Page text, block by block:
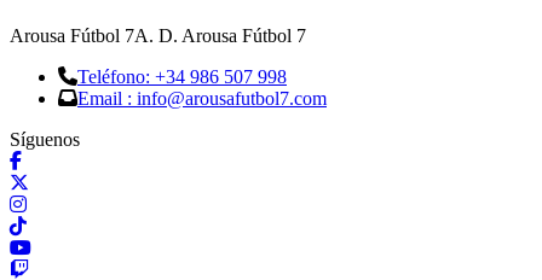
Arousa Fútbol 7A. D. Arousa Fútbol 7
Teléfono: +34 986 507 998
Email : info@arousafutbol7.com
Síguenos